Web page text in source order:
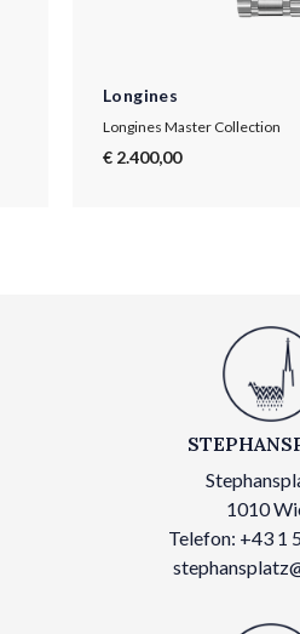
Longines
Longines Master Collection
€ 2.400,00
1010
Telefon: +43 1